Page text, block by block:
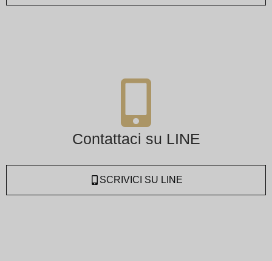
Contattaci su LINE
SCRIVICI SU LINE